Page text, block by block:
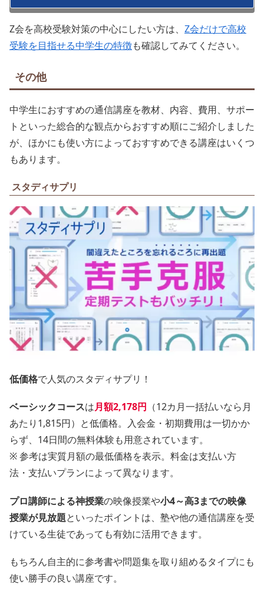
Z会を高校受験対策の中心にしたい方は、 Z会だけで高校
受験を目指せる中学生の特徴も確認してみてください。
その他
中学生におすすめの通信講座を教材、内容、費用、サポー
トといった総合的な観点からおすすめ順にご紹介しました
が、ほかにも使い方によっておすすめできる講座はいくつ
もあります。
スタディサプリ
低価格で人気のスタディサプリ！
ベーシックコースは月額2,178円 （12カ月一括払いなら月
あたり1,815円）と低価格。入会金・初期費用は一切かか
らず、14日間の無料体験も用意されています。
※ 参考は実質月額の最低価格を表示。料金は支払い方
法・支払いプランによって異なります。
プロ講師による神授業の映像授業や小4～高3までの映像
授業が見放題といったポイントは、塾や他の通信講座を受
けている生徒であっても有効に活用できます。
もちろん自主的に参考書や問題集を取り組めるタイプにも
使い勝手の良い講座です。